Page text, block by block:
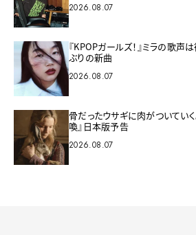
2026.08.07
『KPOPガールズ！』ミラの歌声
ぶりの新曲
2026.08.07
骨だったウサギに肉がついていく
喚』日本版予告
2026.08.07